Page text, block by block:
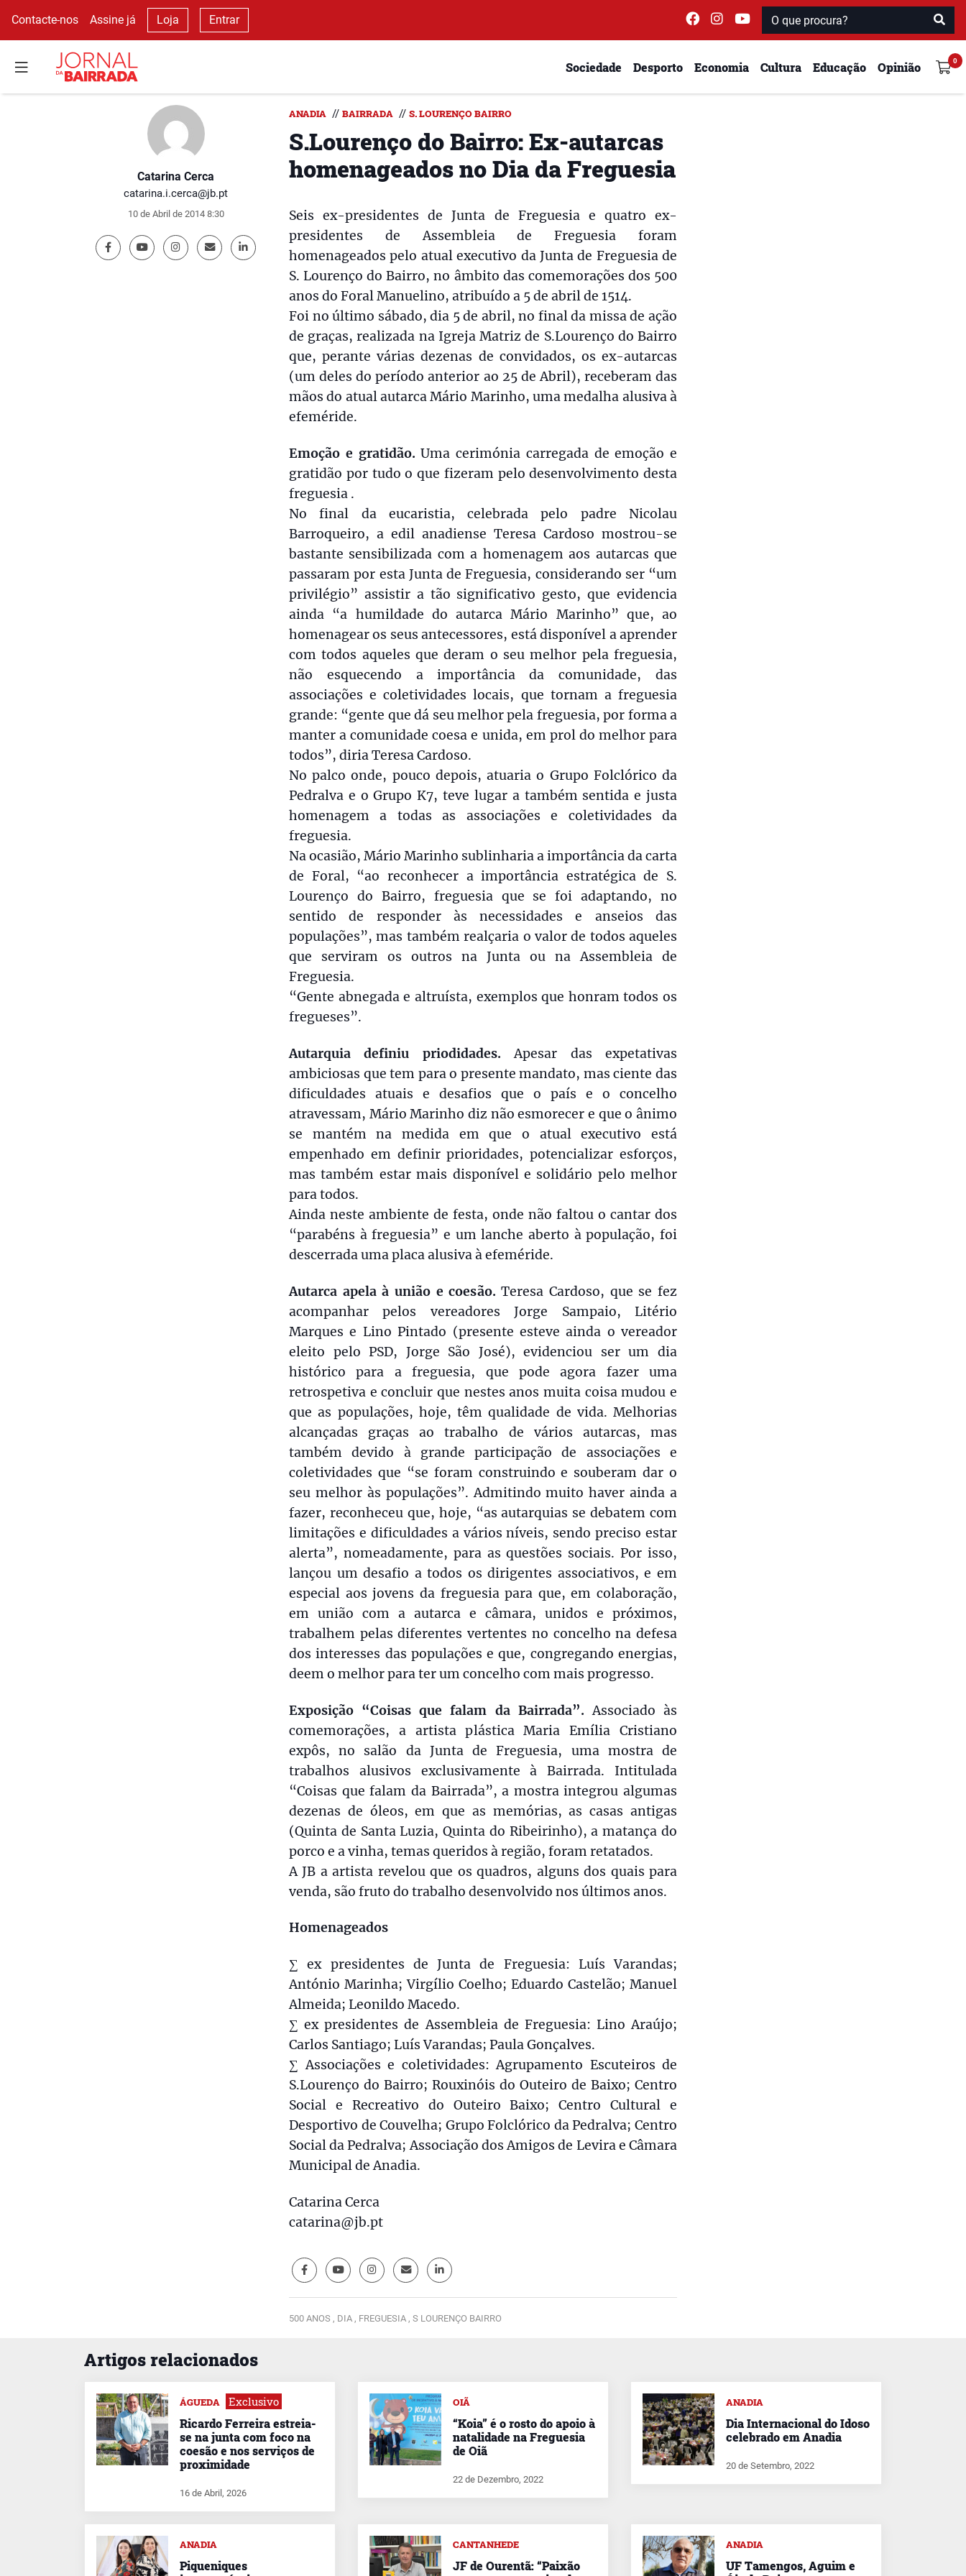
Contacte-nos Assine já Loja Entrar
Sociedade Desporto Economia Cultura Educação Opinião
Catarina Cerca
catarina.i.cerca@jb.pt
10 de Abril de 2014 8:30
ANADIA // BAIRRADA // S. LOURENÇO BAIRRO
S.Lourenço do Bairro: Ex-autarcas
homenageados no Dia da Freguesia
Seis ex-presidentes de Junta de Freguesia e quatro ex-
presidentes de Assembleia de Freguesia foram
homenageados pelo atual executivo da Junta de Freguesia de
S. Lourenço do Bairro, no âmbito das comemorações dos 500
anos do Foral Manuelino, atribuído a 5 de abril de 1514.
Foi no último sábado, dia 5 de abril, no final da missa de ação
de graças, realizada na Igreja Matriz de S.Lourenço do Bairro
que, perante várias dezenas de convidados, os ex-autarcas
(um deles do período anterior ao 25 de Abril), receberam das
mãos do atual autarca Mário Marinho, uma medalha alusiva à
efeméride.
Emoção e gratidão. Uma cerimónia carregada de emoção e
gratidão por tudo o que fizeram pelo desenvolvimento desta
freguesia .
No final da eucaristia, celebrada pelo padre Nicolau
Barroqueiro, a edil anadiense Teresa Cardoso mostrou-se
bastante sensibilizada com a homenagem aos autarcas que
passaram por esta Junta de Freguesia, considerando ser “um
privilégio” assistir a tão significativo gesto, que evidencia
ainda “a humildade do autarca Mário Marinho” que, ao
homenagear os seus antecessores, está disponível a aprender
com todos aqueles que deram o seu melhor pela freguesia,
não esquecendo a importância da comunidade, das
associações e coletividades locais, que tornam a freguesia
grande: “gente que dá seu melhor pela freguesia, por forma a
manter a comunidade coesa e unida, em prol do melhor para
todos”, diria Teresa Cardoso.
No palco onde, pouco depois, atuaria o Grupo Folclórico da
Pedralva e o Grupo K7, teve lugar a também sentida e justa
homenagem a todas as associações e coletividades da
freguesia.
Na ocasião, Mário Marinho sublinharia a importância da carta
de Foral, “ao reconhecer a importância estratégica de S.
Lourenço do Bairro, freguesia que se foi adaptando, no
sentido de responder às necessidades e anseios das
populações”, mas também realçaria o valor de todos aqueles
que serviram os outros na Junta ou na Assembleia de
Freguesia.
“Gente abnegada e altruísta, exemplos que honram todos os
fregueses”.
Autarquia definiu priodidades. Apesar das expetativas
ambiciosas que tem para o presente mandato, mas ciente das
dificuldades atuais e desafios que o país e o concelho
atravessam, Mário Marinho diz não esmorecer e que o ânimo
se mantém na medida em que o atual executivo está
empenhado em definir prioridades, potencializar esforços,
mas também estar mais disponível e solidário pelo melhor
para todos.
Ainda neste ambiente de festa, onde não faltou o cantar dos
“parabéns à freguesia” e um lanche aberto à população, foi
descerrada uma placa alusiva à efeméride.
Autarca apela à união e coesão. Teresa Cardoso, que se fez
acompanhar pelos vereadores Jorge Sampaio, Litério
Marques e Lino Pintado (presente esteve ainda o vereador
eleito pelo PSD, Jorge São José), evidenciou ser um dia
histórico para a freguesia, que pode agora fazer uma
retrospetiva e concluir que nestes anos muita coisa mudou e
que as populações, hoje, têm qualidade de vida. Melhorias
alcançadas graças ao trabalho de vários autarcas, mas
também devido à grande participação de associações e
coletividades que “se foram construindo e souberam dar o
seu melhor às populações”. Admitindo muito haver ainda a
fazer, reconheceu que, hoje, “as autarquias se debatem com
limitações e dificuldades a vários níveis, sendo preciso estar
alerta”, nomeadamente, para as questões sociais. Por isso,
lançou um desafio a todos os dirigentes associativos, e em
especial aos jovens da freguesia para que, em colaboração,
em união com a autarca e câmara, unidos e próximos,
trabalhem pelas diferentes vertentes no concelho na defesa
dos interesses das populações e que, congregando energias,
deem o melhor para ter um concelho com mais progresso.
Exposição “Coisas que falam da Bairrada”. Associado às
comemorações, a artista plástica Maria Emília Cristiano
expôs, no salão da Junta de Freguesia, uma mostra de
trabalhos alusivos exclusivamente à Bairrada. Intitulada
“Coisas que falam da Bairrada”, a mostra integrou algumas
dezenas de óleos, em que as memórias, as casas antigas
(Quinta de Santa Luzia, Quinta do Ribeirinho), a matança do
porco e a vinha, temas queridos à região, foram retatados.
A JB a artista revelou que os quadros, alguns dos quais para
venda, são fruto do trabalho desenvolvido nos últimos anos.
Homenageados
∑ ex presidentes de Junta de Freguesia: Luís Varandas;
António Marinha; Virgílio Coelho; Eduardo Castelão; Manuel
Almeida; Leonildo Macedo.
∑ ex presidentes de Assembleia de Freguesia: Lino Araújo;
Carlos Santiago; Luís Varandas; Paula Gonçalves.
∑ Associações e coletividades: Agrupamento Escuteiros de
S.Lourenço do Bairro; Rouxinóis do Outeiro de Baixo; Centro
Social e Recreativo do Outeiro Baixo; Centro Cultural e
Desportivo de Couvelha; Grupo Folclórico da Pedralva; Centro
Social da Pedralva; Associação dos Amigos de Levira e Câmara
Municipal de Anadia.
Catarina Cerca
catarina@jb.pt
500 ANOS , DIA , FREGUESIA , S LOURENÇO BAIRRO
Artigos relacionados
ÁGUEDA Exclusivo
Ricardo Ferreira estreia-
se na junta com foco na
coesão e nos serviços de
proximidade
16 de Abril, 2026
OIÃ
“Koia” é o rosto do apoio à
natalidade na Freguesia
de Oiã
22 de Dezembro, 2022
ANADIA
Dia Internacional do Idoso
celebrado em Anadia
20 de Setembro, 2022
ANADIA
Piqueniques
CANTANHEDE
JF de Ourentã: “Paixão
ANADIA
UF Tamengos, Aguim e